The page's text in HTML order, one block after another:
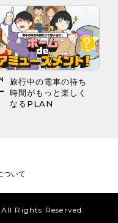
旅行中の電車の待ち
時間がもっと楽しく
なるPLAN
ついて
Rights Reserved.